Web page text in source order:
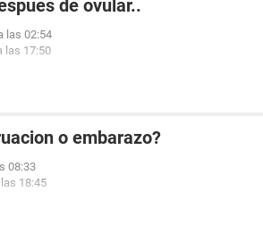
de ovular..
las 02:54
las 17:50
o embarazo?
08:33
18:45